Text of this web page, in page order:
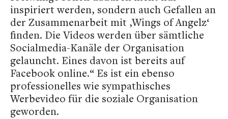
inspiriert werden, sondern auch Gefallen an
der Zusammenarbeit mit ‚Wings of Angelz‘
finden. Die Videos werden über sämtliche
Socialmedia-Kanäle der Organisation
gelauncht. Eines davon ist bereits auf
Facebook online.“ Es ist ein ebenso
professionelles wie sympathisches
Werbevideo für die soziale Organisation
geworden.